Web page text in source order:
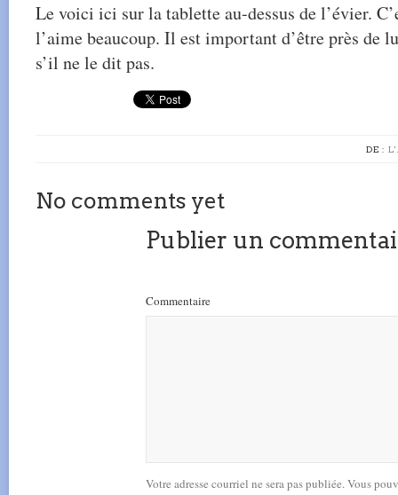
Le voici ici sur la tablette au-dessus de l’évier.
l’aime beaucoup. Il est important d’être près de
s’il ne le dit pas.
DE :
No comments yet
Publier un
Commentaire
Votre adresse courriel ne sera pas publiée. Vous